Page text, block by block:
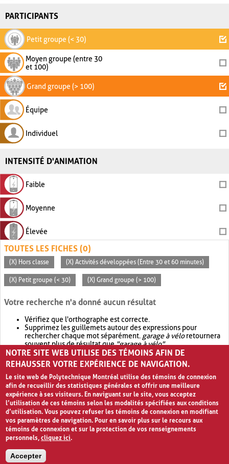
PARTICIPANTS
Petit groupe (< 30)
Moyen groupe (entre 30
et 100)
Grand groupe (> 100)
Équipe
Individuel
INTENSITÉ D'ANIMATION
Faible
Moyenne
Élevée
TOUTES LES FICHES (0)
(X) Hors classe (X) Activités développées (Entre 30 et 60 minutes)
(X) Petit groupe (< 30) (X) Grand groupe (> 100)
Votre recherche n'a donné aucun résultat
Vérifiez que l'orthographe est correcte.
Supprimez les guillemets autour des expressions pour
rechercher chaque mot séparément. garage à véloretournera
souvent plus de résultat que"garage à vélo".
Envisagez d'élargir votre recherche avec OR.garage OR vélo
retournera souvent plus de résultat quegarage à vélo
NOTRE SITE WEB UTILISE DES TÉMOINS AFIN DE
REHAUSSER VOTRE EXPÉRIENCE DE NAVIGATION.
Le site web de Polytechnique Montréal utilise des témoins de connexion
afin de recueillir des statistiques générales et offrir une meilleure
expérience à ses visiteurs. En naviguant sur le site, vous acceptez
l’utilisation de ces témoins selon les modalités spécifiées aux conditions
d’utilisation. Vous pouvez refuser les témoins de connexion en modifiant
vos paramètres de navigation. Pour en savoir plus sur le recours aux
témoins de connexion et sur la protection de vos renseignements
personnels,cliquez ici.
Accepter